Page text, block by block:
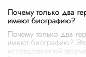
Почему только два
имеют биографию?
Почему только два
имеют биографию?
исследователей